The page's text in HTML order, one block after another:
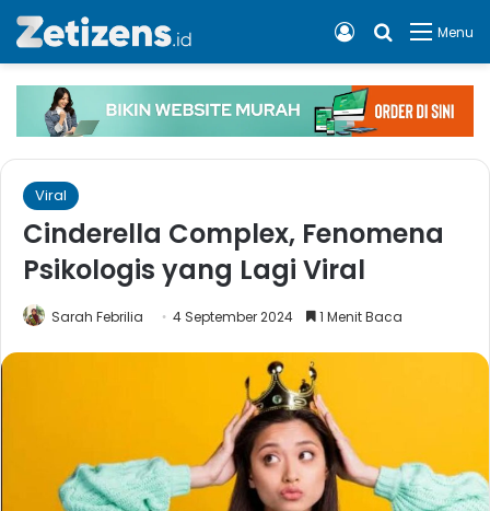
Menu
Cari apa,
Log In
Viral
Cinderella Complex, Fenomena
Psikologis yang Lagi Viral
Sarah Febrilia 4 September 2024 1 Menit Baca